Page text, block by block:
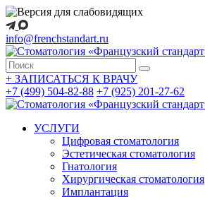
info@frenchstandart.ru
+ ЗАПИСАТЬСЯ К ВРАЧУ
+7 (499) 504-82-88 +7 (925) 201-27-62
УСЛУГИ
Цифровая стоматология
Эстетическая стоматология
Гнатология
Хирургическая стоматология
Имплантация